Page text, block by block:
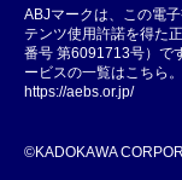
ABJマークは、この電
テンツ使用許諾を得た
番号 第6091713号）で
ービスの一覧はこちら。
https://aebs.or.jp/
©KADOKAWA